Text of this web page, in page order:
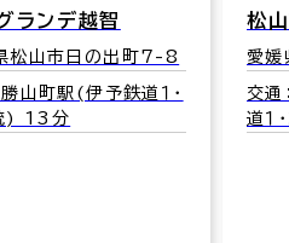
ランデ越智
松山市日の出町7-8
勝山町駅(伊予鉄道１・
) 13分
松
愛
交通
道１